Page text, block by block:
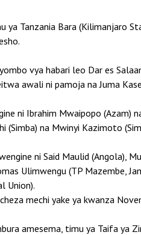
ya Tanzania Bara (Kilimanjaro
vya habari leo Dar es
awali ni pamoja na Juma
ni Ibrahim Mwaipopo (Azam)
(Simba) na Mwinyi Kazimoto
ni Said Maulid (Angola),
Ulimwengu (TP Mazembe,
Union).
mechi yake ya kwanza
amesema, timu ya Taifa ya